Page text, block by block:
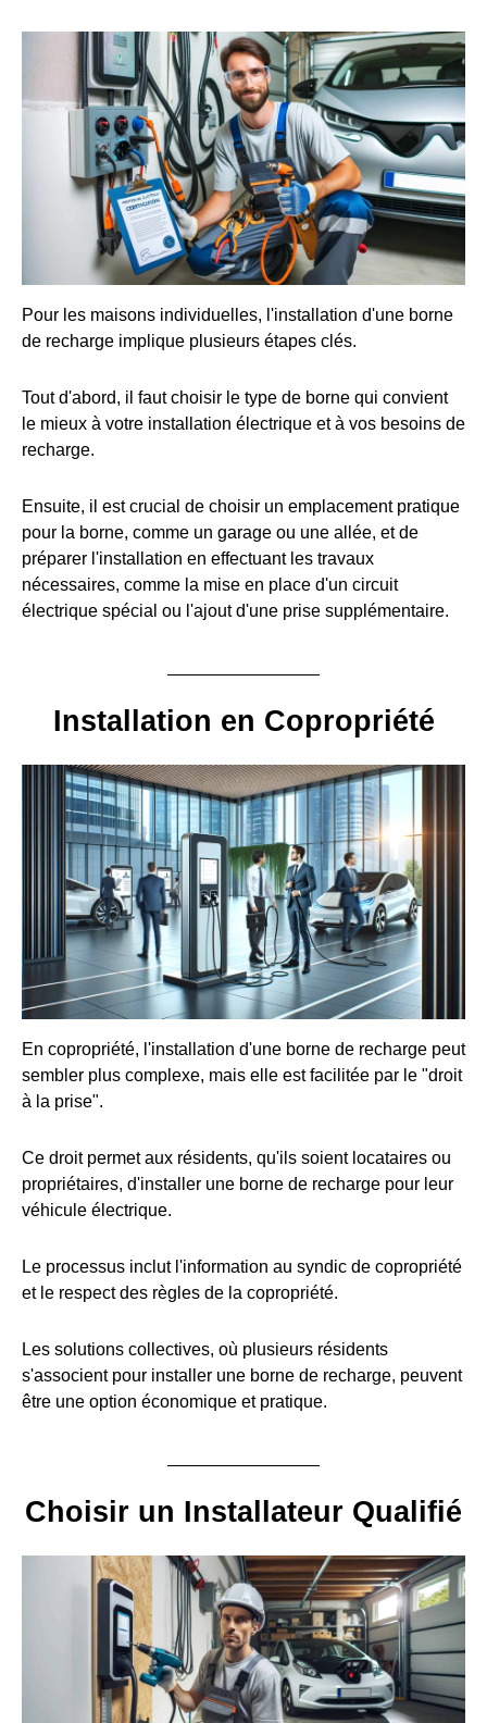
Pour les maisons individuelles, l'installation d'une borne
de recharge implique plusieurs étapes clés.
Tout d'abord, il faut choisir le type de borne qui convient
le mieux à votre installation électrique et à vos besoins de
recharge.
Ensuite, il est crucial de choisir un emplacement pratique
pour la borne, comme un garage ou une allée, et de
préparer l'installation en effectuant les travaux
nécessaires, comme la mise en place d'un circuit
électrique spécial ou l'ajout d'une prise supplémentaire.
Installation en Copropriété
En copropriété, l'installation d'une borne de recharge peut
sembler plus complexe, mais elle est facilitée par le "droit
à la prise".
Ce droit permet aux résidents, qu'ils soient locataires ou
propriétaires, d'installer une borne de recharge pour leur
véhicule électrique.
Le processus inclut l'information au syndic de copropriété
et le respect des règles de la copropriété.
Les solutions collectives, où plusieurs résidents
s'associent pour installer une borne de recharge, peuvent
être une option économique et pratique.
Choisir un Installateur Qualifié